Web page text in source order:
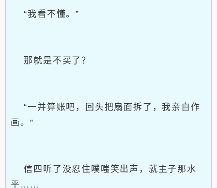
“我看不懂。”
那就是不买了？
“一并算账吧，回头把扇面拆了，我亲自作
画。”
信四听了没忍住噗嗤笑出声，就主子那水
平……